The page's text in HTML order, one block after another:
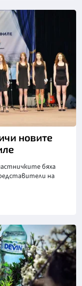
новите
бяха
на